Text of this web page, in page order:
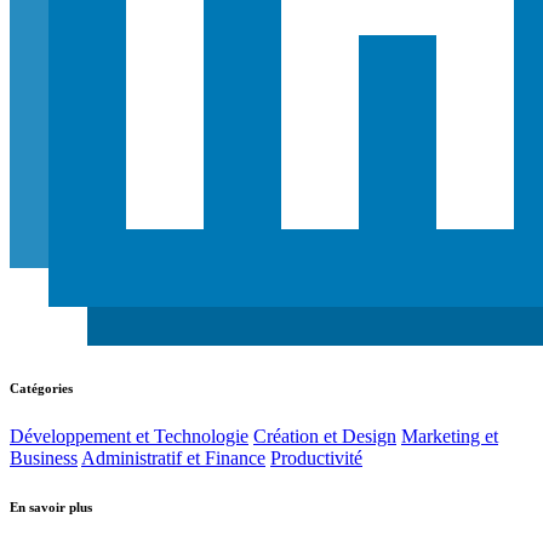
Catégories
Développement et Technologie Création et Design Marketing et
Business Administratif et Finance Productivité
En savoir plus